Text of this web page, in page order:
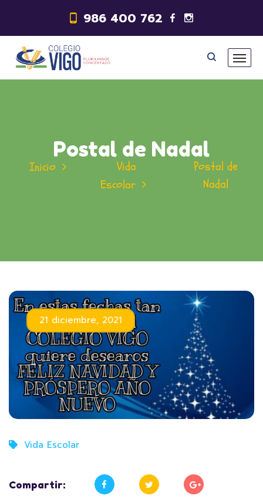
986 400 762
Postal de Nadal
Inicio
Vida
Escolar
Postal de
Nadal
21 diciembre, 2021
Vida Escolar
Compartir: